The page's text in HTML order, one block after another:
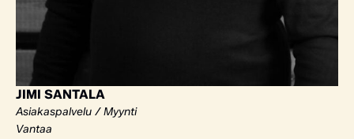
JIMI SANTALA
Asiakaspalvelu / Myynti
Vantaa